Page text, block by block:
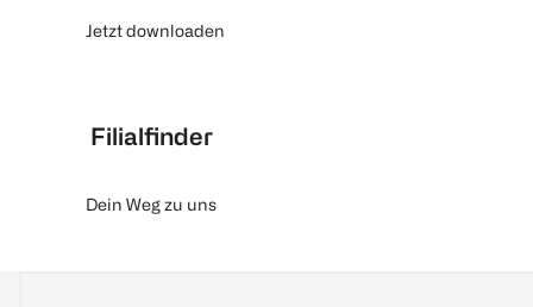
Jetzt downloaden
Filialfinder
Dein Weg zu uns